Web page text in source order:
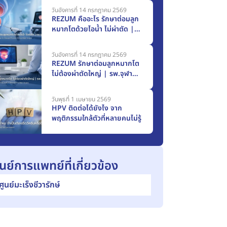
วันอังคารที่ 14 กรกฎาคม 2569
REZUM คืออะไร รักษาต่อมลูก
หมากโตด้วยไอน้ำ ไม่ผ่าตัด |
วันอังคารที่ 14 กรกฎาคม 2569
REZUM รักษาต่อมลูกหมากโต
ไม่ต้องผ่าตัดใหญ่ | รพ.จุฬา
วันพุธที่ 1 เมษายน 2569
HPV ติดต่อได้ยังไง จาก
พฤติกรรมใกล้ตัวที่หลายคนไม่รู้
ย์การแพทย์ที่เกี่ยวข้อง
นย์มะเร็งชีวารักษ์